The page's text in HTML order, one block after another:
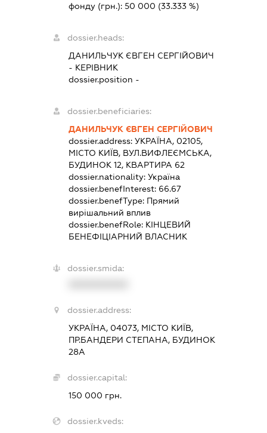
фонду (грн.): 50 000 (33.333 %)
dossier.heads:
ДАНИЛЬЧУК ЄВГЕН СЕРГІЙОВИЧ
- КЕРІВНИК
dossier.position -
dossier.beneficiaries:
ДАНИЛЬЧУК ЄВГЕН СЕРГІЙОВИЧ
dossier.address: УКРАЇНА, 02105,
МІСТО КИЇВ, ВУЛ.ВИФЛЕЄМСЬКА,
БУДИНОК 12, КВАРТИРА 62
dossier.nationality: Україна
dossier.benefInterest: 66.67
dossier.benefType: Прямий
вирішальний вплив
dossier.benefRole: КІНЦЕВИЙ
БЕНЕФІЦІАРНИЙ ВЛАСНИК
dossier.smida:
dossier.address:
УКРАЇНА, 04073, МІСТО КИЇВ,
ПР.БАНДЕРИ СТЕПАНА, БУДИНОК
28А
dossier.capital:
150 000 грн.
dossier.kveds: